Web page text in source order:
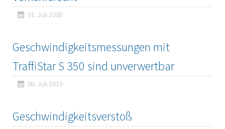
01. Juli 2008
Geschwindigkeitsmessungen mit
TraffiStar S 350 sind unverwertbar
09. Juli 2019
Geschwindigkeitsverstoß